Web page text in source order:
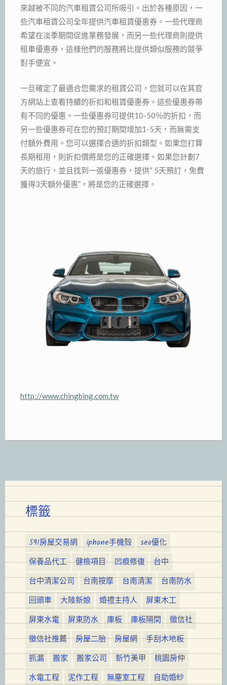
來越被不同的汽車租賃公司所吸引。出於各種原因，一
些汽車租賃公司全年提供汽車租賃優惠券。一些代理商
希望在淡季期間促進業務發展，而另一些代理商則提供
租車優惠券，這樣他們的服務將比提供類似服務的競爭
對手便宜。
一旦確定了最適合您需求的租賃公司，您就可以在其官
方網站上查看持續的折扣和租賃優惠券。這些優惠券帶
有不同的優惠。一些優惠券可提供10-50％的折扣，而
另一些優惠券可在您的預訂期間增加1-5天，而無需支
付額外費用。您可以選擇合適的折扣類型。如果您打算
長期租用，則折扣價將是您的正確選擇。如果您計劃7
天的旅行，並且找到一張優惠券，提供“ 5天預訂，免費
獲得3天額外優惠”，將是您的正確選擇。
http://www.chingbing.com.tw
標籤
591房屋交易網 iphone手機殼
seo優化
保養品代工
健檢項目 凹痕修復
台中
台中清潔公司
台南按摩 台南清潔
台南防水
回頭車
大陸新娘 婚禮主持人
屏東木工
屏東水電
屏東防水 庫板 庫板隔間
徵信社
徵信社推薦
房屋二胎 房屋網
手刮木地板
抓漏
搬家 搬家公司 新竹美甲
桃園房仲
水電工程
泥作工程 無塵室工程
自助婚紗